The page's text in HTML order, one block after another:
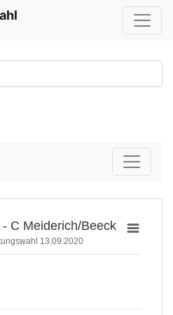
C Meiderich/Beeck
13.09.2020